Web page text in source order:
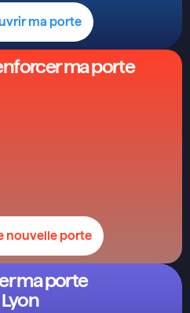
ma porte
ma porte
nouvelle porte
ma porte